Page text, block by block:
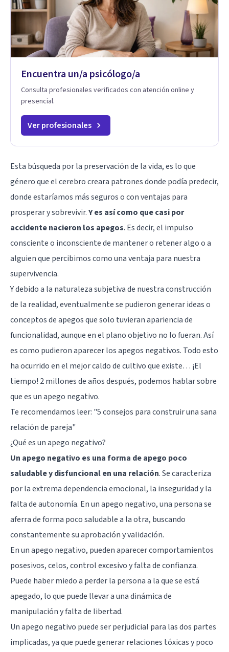
Encuentra un/a psicólogo/a
Consulta profesionales verificados con atención online y
presencial.
Ver profesionales
Esta búsqueda por la preservación de la vida, es lo que
género que el cerebro creara patrones donde podía predecir,
donde estaríamos más seguros o con ventajas para
prosperar y sobrevivir.Y es así como que casi por
accidente nacieron los apegos. Es decir, el impulso
consciente o inconsciente de mantener o retener algo o a
alguien que percibimos como una ventaja para nuestra
supervivencia.
Y debido a la naturaleza subjetiva de nuestra construcción
de la realidad, eventualmente se pudieron generar ideas o
conceptos de apegos que solo tuvieran apariencia de
funcionalidad, aunque en el plano objetivo no lo fueran. Así
es como pudieron aparecer los apegos negativos. Todo esto
ha ocurrido en el mejor caldo de cultivo que existe… ¡El
tiempo! 2 millones de años después, podemos hablar sobre
que es un apego negativo.
Te recomendamos leer: "5 consejos para construir una sana
relación de pareja"
¿Qué es un apego negativo?
Un apego negativo es una forma de apego poco
saludable y disfuncional en una relación. Se caracteriza
por la extrema dependencia emocional, la inseguridad y la
falta de autonomía. En un apego negativo, una persona se
aferra de forma poco saludable a la otra, buscando
constantemente su aprobación y validación.
En un apego negativo, pueden aparecer comportamientos
posesivos, celos, control excesivo y falta de confianza.
Puede haber miedo a perder la persona a la que se está
apegado, lo que puede llevar a una dinámica de
manipulación y falta de libertad.
Un apego negativo puede ser perjudicial para las dos partes
implicadas, ya que puede generar relaciones tóxicas y poco